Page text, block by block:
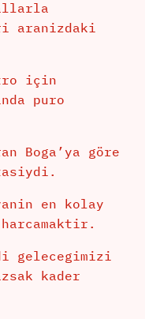
aranizdaki
için
puro
Boga’ya göre
en kolay
gelecegimizi
kader